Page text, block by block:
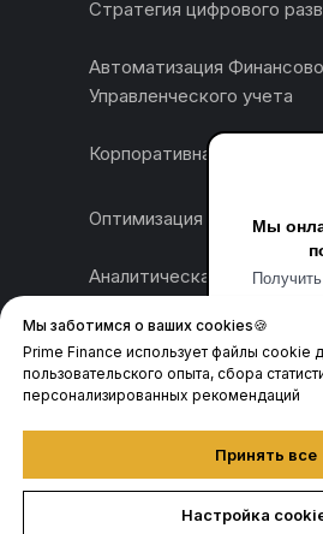
Мы
эксперта
по
Мы заботимся о ваших cookies🍪
Prime Finance использует файлы cookie
пользовательского опыта, сбора
персонализированных рекомендаций
Принять все
Настройка
Стратегия цифрового
Автоматизация
Управленческого учета
Корпоративная шина
Оптимизация
Аналитическая
Корпоративное
Автоматизация
Prime-Finance © 2026